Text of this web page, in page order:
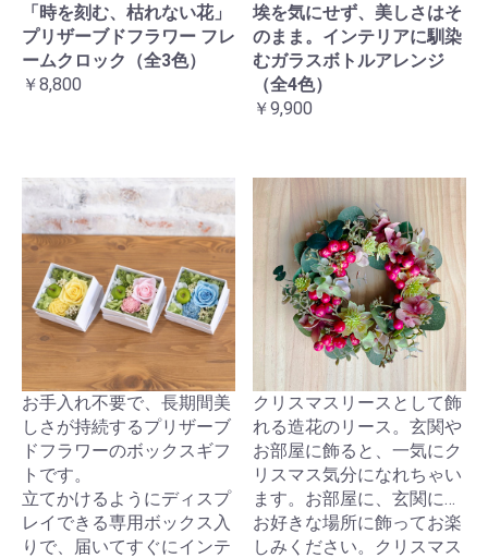
「時を刻む、枯れない花」
プリザーブドフラワー フレ
ームクロック（全3色）
￥8,800
埃を気にせず、美しさはそ
のまま。インテリアに馴染
むガラスボトルアレンジ
（全4色）
￥9,900
お手入れ不要で、長期間美
しさが持続するプリザーブ
ドフラワーのボックスギフ
トです。
立てかけるようにディスプ
レイできる専用ボックス入
りで、届いてすぐにインテ
クリスマスリースとして飾
れる造花のリース。玄関や
お部屋に飾ると、一気にク
リスマス気分になれちゃい
ます。お部屋に、玄関に…
お好きな場所に飾ってお楽
しみください。クリスマス